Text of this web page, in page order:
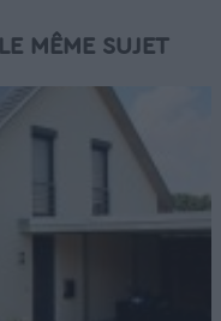
MÊME SUJET